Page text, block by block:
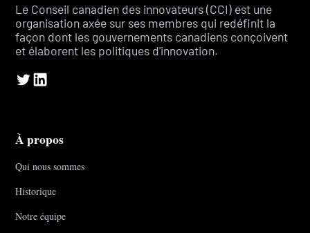
Le Conseil canadien des innovateurs (CCI) est une
organisation axée sur ses membres qui redéfinit la
façon dont les gouvernements canadiens conçoivent
et élaborent les politiques d'innovation.
À propos
Qui nous sommes
Historique
Notre équipe